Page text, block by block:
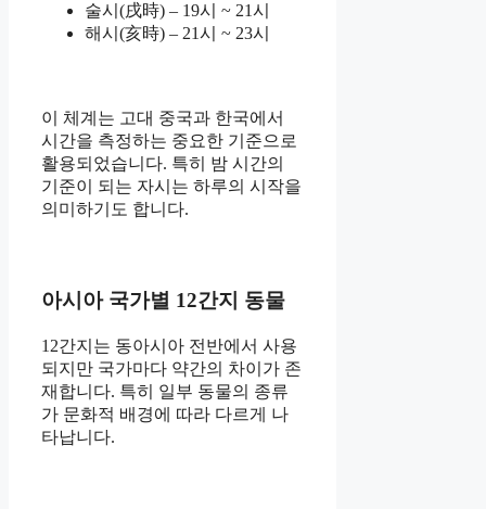
술시(戌時) – 19시 ~ 21시
해시(亥時) – 21시 ~ 23시
이 체계는 고대 중국과 한국에서
시간을 측정하는 중요한 기준으로
활용되었습니다. 특히 밤 시간의
기준이 되는 자시는 하루의 시작을
의미하기도 합니다.
아시아 국가별 12간지 동물
12간지는 동아시아 전반에서 사용
되지만 국가마다 약간의 차이가 존
재합니다. 특히 일부 동물의 종류
가 문화적 배경에 따라 다르게 나
타납니다.